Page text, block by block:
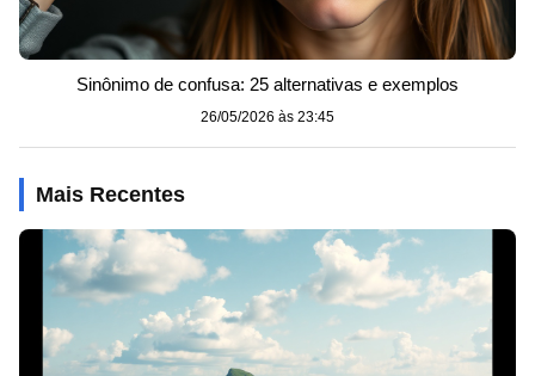
Sinônimo de confusa: 25 alternativas e exemplos
26/05/2026 às 23:45
Mais Recentes